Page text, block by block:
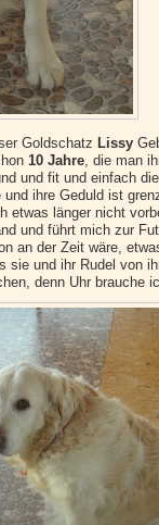
Goldschatz Lissy
10 Jahre, die man
und fit und einfach
ihre Geduld ist
etwas länger nicht
und führt mich zur
an der Zeit wäre,
sie und ihr Rudel von
denn Uhr brauche